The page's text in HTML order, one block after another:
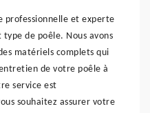
professionnelle et experte
de poêle. Nous avons
matériels complets qui
de votre poêle à
service est
souhaitez assurer votre